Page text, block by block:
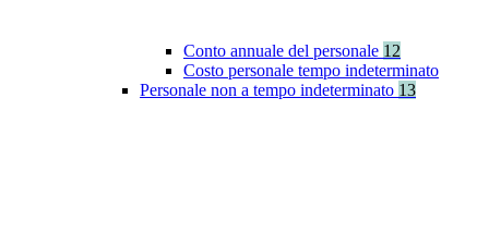
Conto annuale del personale 12
Costo personale tempo indeterminato
Personale non a tempo indeterminato 13